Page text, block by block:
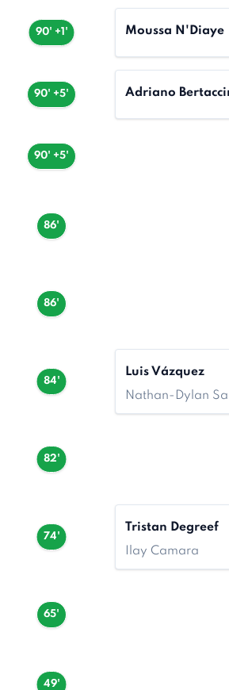
90' +1' Moussa N'Diaye
90' +5' Adriano
90' +5'
86'
86'
84'
Luis Vázquez
Nathan-Dylan
82'
74'
Tristan Degreef
Ilay Camara
65'
49'